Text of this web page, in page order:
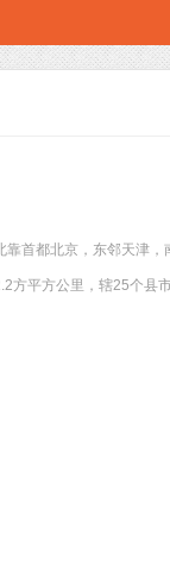
靠首都北京，东邻天津
方平方公里，辖25个县